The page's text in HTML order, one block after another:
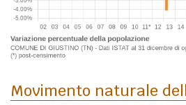
Movimento naturale